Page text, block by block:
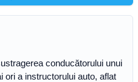
conducătorului unui
ori a instructorului auto, aflat